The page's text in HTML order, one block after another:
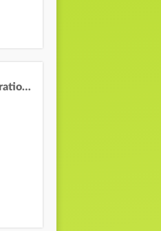
Auto-Anschlag auf Demonstration in München: